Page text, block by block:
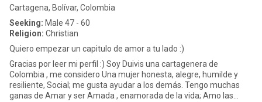
Cartagena, Bolívar, Colombia
Seeking: Male 47 - 60
Religion: Christian
Quiero empezar un capitulo de amor a tu lado :)
Gracias por leer mi perfil :) Soy Duivis una cartagenera de
Colombia , me considero Una mujer honesta, alegre, humilde y
resiliente, Social; me gusta ayudar a los demás. Tengo muchas
ganas de Amar y ser Amada , enamorada de la vida; Amo las